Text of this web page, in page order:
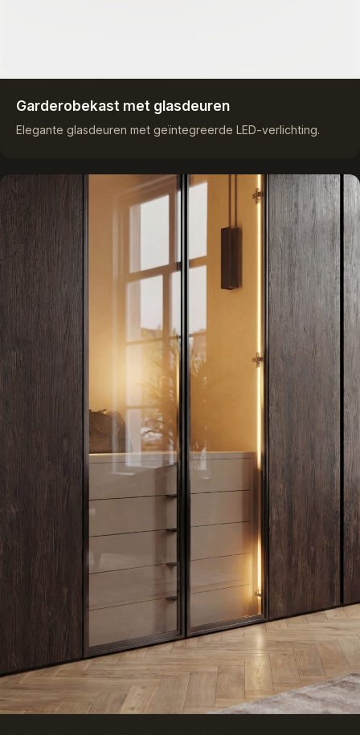
Garderobekast met glasdeuren
Elegante glasdeuren met geïntegreerde LED-verlichting.